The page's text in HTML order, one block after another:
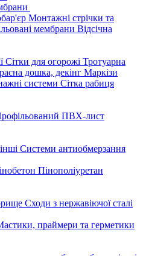
Монтажні стрічки та
мембрани Відсічна
Сітки для огорожі Тротуарна
дошка, декінг Маркізи
системи Сітка рабиця
ПВХ-лист
Системи антиобмерзання
Пінополіуретан
Сходи з нержавіючої сталі
праймери та герметики